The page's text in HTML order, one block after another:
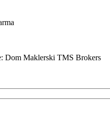
Dom Maklerski TMS Brokers